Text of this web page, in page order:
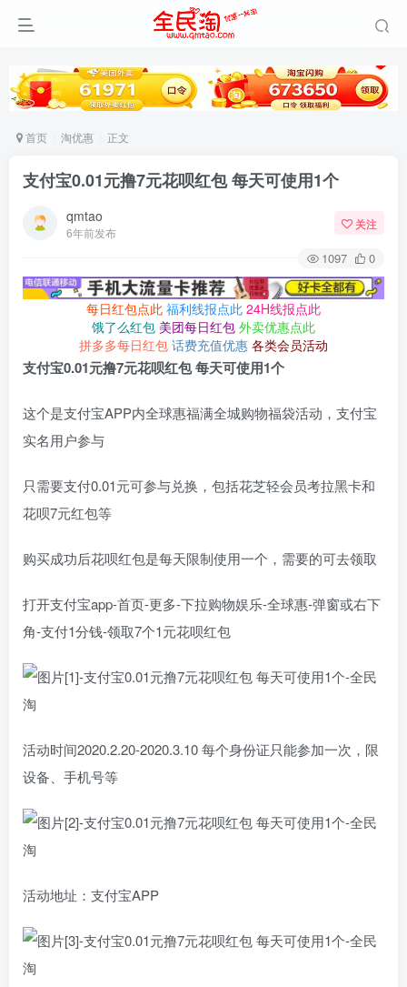
首页 淘优惠 正文
支付宝0.01元撸7元花呗红包 每天可使用1个
qmtao
6年前发布
关注
1097 0
每日红包点此 福利线报点此 24H线报点此
饿了么红包 美团每日红包 外卖优惠点此
拼多多每日红包 话费充值优惠 各类会员活动
支付宝0.01元撸7元花呗红包 每天可使用1个
这个是支付宝APP内全球惠福满全城购物福袋活动，支付宝
实名用户参与
只需要支付0.01元可参与兑换，包括花芝轻会员考拉黑卡和
花呗7元红包等
购买成功后花呗红包是每天限制使用一个，需要的可去领取
打开支付宝app-首页-更多-下拉购物娱乐-全球惠-弹窗或右下
角-支付1分钱-领取7个1元花呗红包
活动时间2020.2.20-2020.3.10 每个身份证只能参加一次，限
设备、手机号等
活动地址：支付宝APP